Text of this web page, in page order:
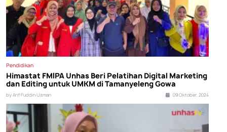
Pendidikan
Himastat FMIPA Unhas Beri Pelatihan Digital Marketing
dan Editing untuk UMKM di Tamanyeleng Gowa
by Arif Fuddin Usman 09 Oktober, 2024